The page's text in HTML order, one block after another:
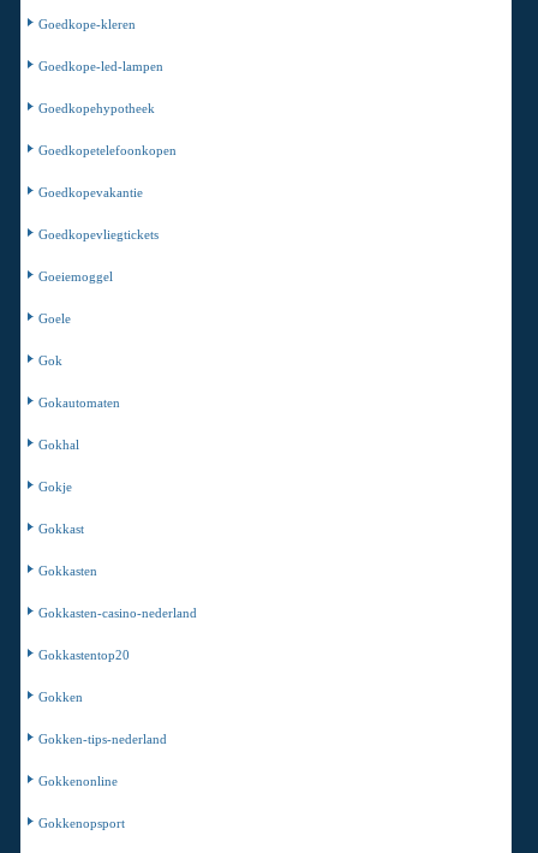
Goedkope-kleren
Goedkope-led-lampen
Goedkopehypotheek
Goedkopetelefoonkopen
Goedkopevakantie
Goedkopevliegtickets
Goeiemoggel
Goele
Gok
Gokautomaten
Gokhal
Gokje
Gokkast
Gokkasten
Gokkasten-casino-nederland
Gokkastentop20
Gokken
Gokken-tips-nederland
Gokkenonline
Gokkenopsport